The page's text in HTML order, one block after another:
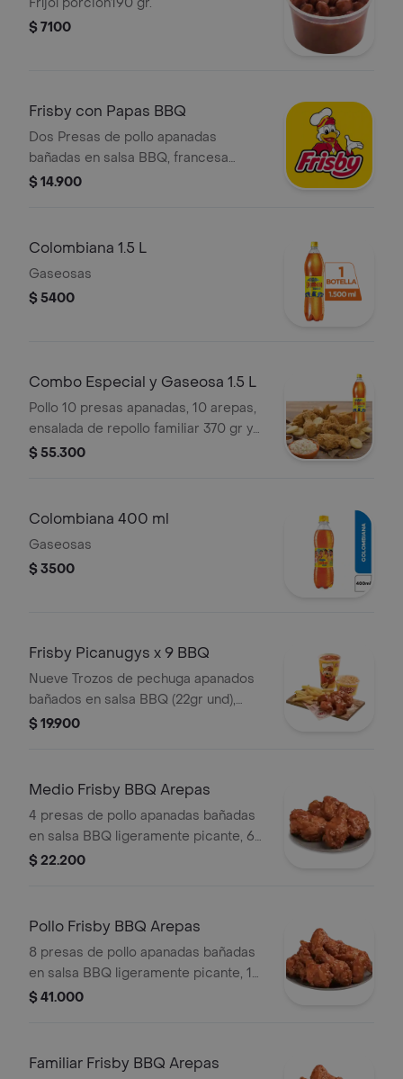
$ 7100
Frisby con Papas BBQ
Dos Presas de pollo apanadas
bañadas en salsa BBQ, francesa
mediana (75gr) salsa y bebida a
$ 14.900
Colombiana 1.5 L
Gaseosas
$ 5400
Combo Especial y Gaseosa 1.5 L
Pollo 10 presas apanadas, 10 arepas,
ensalada de repollo familiar 370 gr y
gaseosa 1.5 L a elección.
$ 55.300
Colombiana 400 ml
Gaseosas
$ 3500
Frisby Picanugys x 9 BBQ
Nueve Trozos de pechuga apanados
bañados en salsa BBQ (22gr und),
francesa medianas (75gr), ensalada
$ 19.900
Medio Frisby BBQ Arepas
4 presas de pollo apanadas bañadas
en salsa BBQ ligeramente picante, 6
arepas fritas.
$ 22.200
Pollo Frisby BBQ Arepas
8 presas de pollo apanadas bañadas
en salsa BBQ ligeramente picante, 10
arepas fritas.
$ 41.000
Familiar Frisby BBQ Arepas